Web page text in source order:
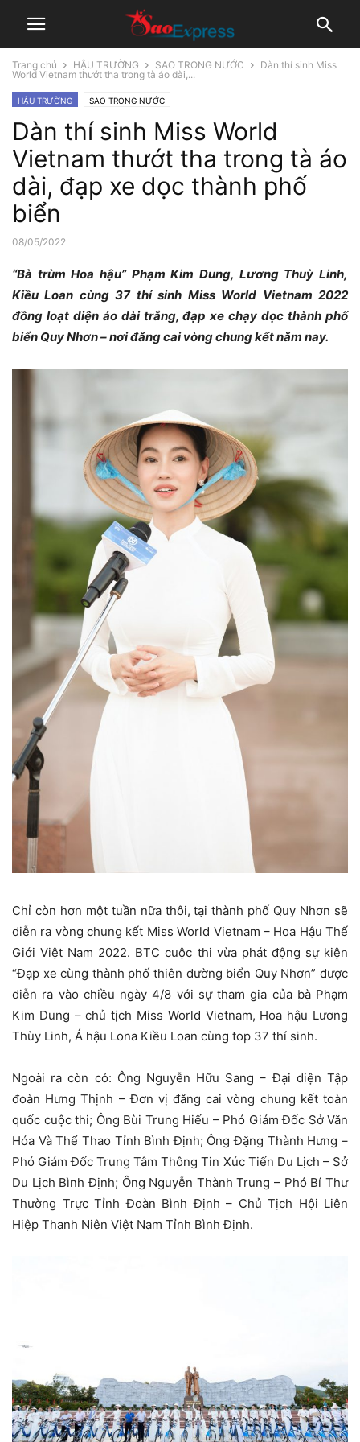
Trang chủ HẬU TRƯỜNG SAO TRONG NƯỚC
Dàn thí sinh Miss
World Vietnam thướt tha trong tà áo dài,...
HẬU TRƯỜNG SAO TRONG NƯỚC
Dàn thí sinh Miss World
Vietnam thướt tha trong tà áo
dài, đạp xe dọc thành phố
biển
08/05/2022
“Bà trùm Hoa hậu” Phạm Kim Dung, Lương Thuỳ Linh,
Kiều Loan cùng 37 thí sinh Miss World Vietnam 2022
đồng loạt diện áo dài trắng, đạp xe chạy dọc thành phố
biển Quy Nhơn – nơi đăng cai vòng chung kết năm nay.
Chỉ còn hơn một tuần nữa thôi, tại thành phố Quy Nhơn sẽ
diễn ra vòng chung kết Miss World Vietnam – Hoa Hậu Thế
Giới Việt Nam 2022. BTC cuộc thi vừa phát động sự kiện
“Đạp xe cùng thành phố thiên đường biển Quy Nhơn” được
diễn ra vào chiều ngày 4/8 với sự tham gia của bà Phạm
Kim Dung – chủ tịch Miss World Vietnam, Hoa hậu Lương
Thùy Linh, Á hậu Lona Kiều Loan cùng top 37 thí sinh.
Ngoài ra còn có: Ông Nguyễn Hữu Sang – Đại diện Tập
đoàn Hưng Thịnh – Đơn vị đăng cai vòng chung kết toàn
quốc cuộc thi; Ông Bùi Trung Hiếu – Phó Giám Đốc Sở Văn
Hóa Và Thể Thao Tỉnh Bình Định; Ông Đặng Thành Hưng –
Phó Giám Đốc Trung Tâm Thông Tin Xúc Tiến Du Lịch – Sở
Du Lịch Bình Định; Ông Nguyễn Thành Trung – Phó Bí Thư
Thường Trực Tỉnh Đoàn Bình Định – Chủ Tịch Hội Liên
Hiệp Thanh Niên Việt Nam Tỉnh Bình Định.